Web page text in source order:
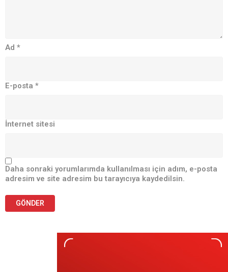
Ad *
E-posta *
İnternet sitesi
Daha sonraki yorumlarımda kullanılması için adım, e-posta
adresim ve site adresim bu tarayıcıya kaydedilsin.